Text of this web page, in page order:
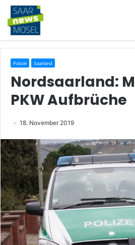
Polizei Saarland
Nordsaarland:
PKW Aufbrüche
18. November 2019